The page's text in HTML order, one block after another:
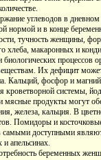
углеводов в дневном
нормой и в конце
тучность женщины,
хлеба, макаронных и
процессов
Их дефицит
Кальций, фосфор и
кроветворной системы,
продукты могут
железа, кальция. В
Помидоры и
доступными
и апельсинах.
беременных